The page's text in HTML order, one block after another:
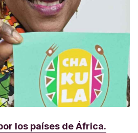
los países de África.